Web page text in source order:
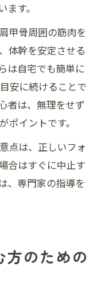
す。
甲骨周囲の筋肉を
体幹を安定させる
は自宅でも簡単に
安に続けることで
者は、無理をせず
イントです。
点は、正しいフォ
合はすぐに中止す
、専門家の指導を
方のための